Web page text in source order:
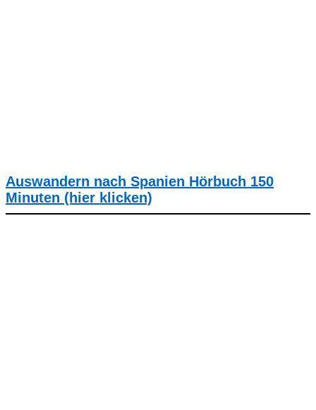
Auswandern nach Spanien Hörbuch 150
Minuten (hier klicken)